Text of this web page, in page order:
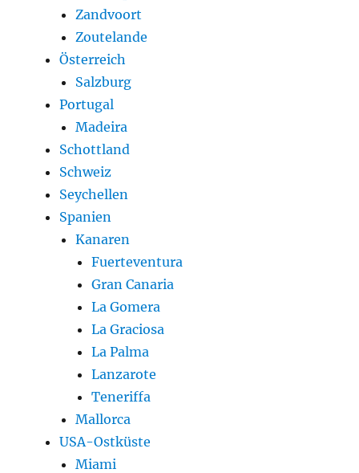
Zandvoort
Zoutelande
Österreich
Salzburg
Portugal
Madeira
Schottland
Schweiz
Seychellen
Spanien
Kanaren
Fuerteventura
Gran Canaria
La Gomera
La Graciosa
La Palma
Lanzarote
Teneriffa
Mallorca
USA-Ostküste
Miami